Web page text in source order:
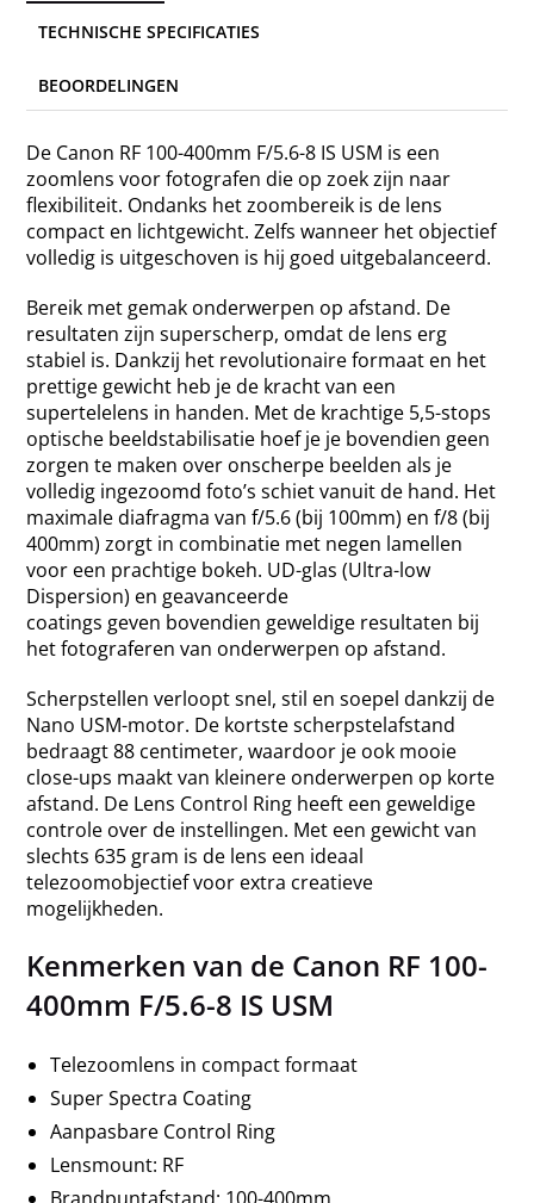
TECHNISCHE SPECIFICATIES
BEOORDELINGEN
De Canon RF 100-400mm F/5.6-8 IS USM is een
zoomlens voor fotografen die op zoek zijn naar
flexibiliteit. Ondanks het zoombereik is de lens
compact en lichtgewicht. Zelfs wanneer het objectief
volledig is uitgeschoven is hij goed uitgebalanceerd.
Bereik met gemak onderwerpen op afstand. De
resultaten zijn superscherp, omdat de lens erg
stabiel is. Dankzij het revolutionaire formaat en het
prettige gewicht heb je de kracht van een
supertelelens in handen. Met de krachtige 5,5-stops
optische beeldstabilisatie hoef je je bovendien geen
zorgen te maken over onscherpe beelden als je
volledig ingezoomd foto’s schiet vanuit de hand. Het
maximale diafragma van f/5.6 (bij 100mm) en f/8 (bij
400mm) zorgt in combinatie met negen lamellen
voor een prachtige bokeh. UD-glas (Ultra-low
Dispersion) en geavanceerde
coatings geven bovendien geweldige resultaten bij
het fotograferen van onderwerpen op afstand.
Scherpstellen verloopt snel, stil en soepel dankzij de
Nano USM-motor. De kortste scherpstelafstand
bedraagt 88 centimeter, waardoor je ook mooie
close-ups maakt van kleinere onderwerpen op korte
afstand. De Lens Control Ring heeft een geweldige
controle over de instellingen. Met een gewicht van
slechts 635 gram is de lens een ideaal
telezoomobjectief voor extra creatieve
mogelijkheden.
Kenmerken van de Canon RF 100-
400mm F/5.6-8 IS USM
Telezoomlens in compact formaat
Super Spectra Coating
Aanpasbare Control Ring
Lensmount: RF